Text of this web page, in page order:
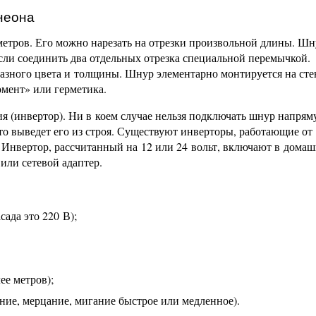
Его можно нарезать на отрезки произвольной длины.
соединить два отдельных отрезка специальной перемычкой.
цвета и толщины. Шнур элементарно монтируется на
или герметика.
(инвертор). Ни в коем случае нельзя подключать шнур
его из строя. Существуют инверторы, работающие от
Инвертор, рассчитанный на 12 или 24 вольт, включают в
сетевой адаптер.
это 220 В);
метров);
мерцание, мигание быстрое или медленное).